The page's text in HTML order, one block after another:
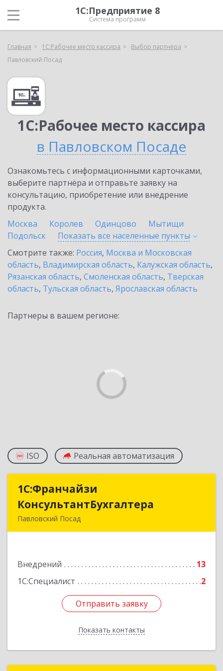
1С:Предприятие 8
Система программ
Главная 1С:Рабочее место кассира
Выбор партнёра
Павловский Посад
1С:Рабочее место кассира
в Павловском Посаде
Ознакомьтесь с информационными карточками,
выберите партнёра и отправьте заявку на
консультацию, приобретение или внедрение
продукта.
Москва
Королев Одинцово
Мытищи
Подольск
Показать все населенные пункты
Смотрите также: Россия, Москва и Московская
область, Владимирская область, Калужская область,
Рязанская область, Смоленская область, Тверская
область, Тульская область, Ярославская область
Партнеры в вашем регионе:
ISO Реальная автоматизация
1С:Франчайзи
КонсультантБухгалтера
Павловский Посад
Внедрений
13
1С:Специалист
2
Отправить заявку
Показать контакты
КонсультантБухгалтера
Подробнее
Отправить заявку
Назад